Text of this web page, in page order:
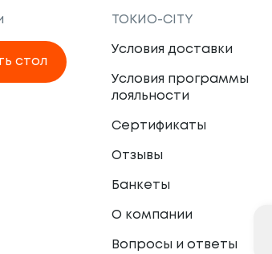
стол
ТОКИО-CITY
Условия доставки
Условия программы
лояльности
Сертификаты
Отзывы
Банкеты
О компании
Вопросы и ответы